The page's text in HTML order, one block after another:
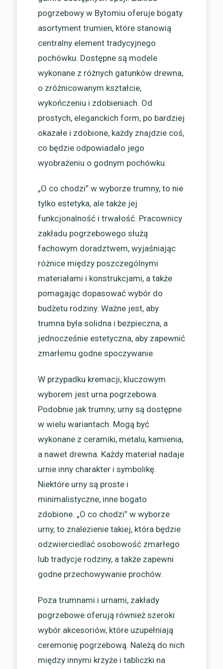
pogrzebowy w Bytomiu oferuje bogaty
asortyment trumien, które stanowią
centralny element tradycyjnego
pochówku. Dostępne są modele
wykonane z różnych gatunków drewna,
o zróżnicowanym kształcie,
wykończeniu i zdobieniach. Od
prostych, eleganckich form, po bardziej
okazałe i zdobione, każdy znajdzie coś,
co będzie odpowiadało jego
wyobrażeniu o godnym pochówku.
„O co chodzi” w wyborze trumny, to nie
tylko estetyka, ale także jej
funkcjonalność i trwałość. Pracownicy
zakładu pogrzebowego służą
fachowym doradztwem, wyjaśniając
różnice między poszczególnymi
materiałami i konstrukcjami, a także
pomagając dopasować wybór do
budżetu rodziny. Ważne jest, aby
trumna była solidna i bezpieczna, a
jednocześnie estetyczna, aby zapewnić
zmarłemu godne spoczywanie.
W przypadku kremacji, kluczowym
wyborem jest urna pogrzebowa.
Podobnie jak trumny, urny są dostępne
w wielu wariantach. Mogą być
wykonane z ceramiki, metalu, kamienia,
a nawet drewna. Każdy materiał nadaje
urnie inny charakter i symbolikę.
Niektóre urny są proste i
minimalistyczne, inne bogato
zdobione. „O co chodzi” w wyborze
urny, to znalezienie takiej, która będzie
odzwierciedlać osobowość zmarłego
lub tradycje rodziny, a także zapewni
godne przechowywanie prochów.
Poza trumnami i urnami, zakłady
pogrzebowe oferują również szeroki
wybór akcesoriów, które uzupełniają
ceremonię pogrzebową. Należą do nich
między innymi krzyże i tabliczki na